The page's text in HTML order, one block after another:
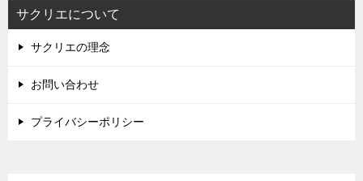
サクリエについて
サクリエの理念
お問い合わせ
プライバシーポリシー